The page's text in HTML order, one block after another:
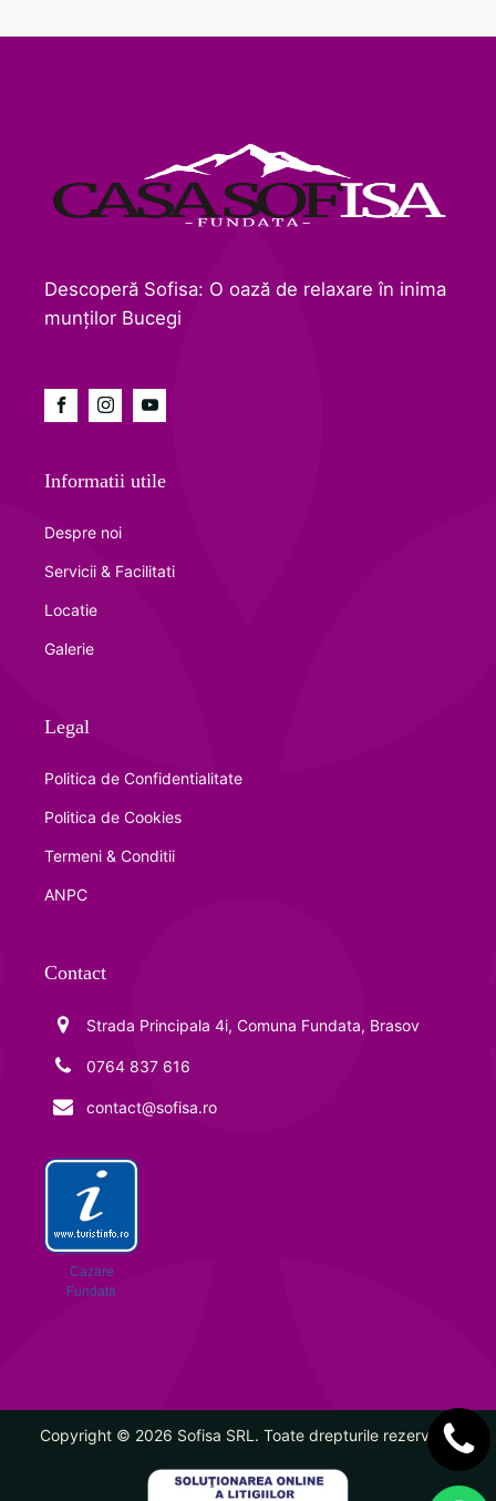
Descoperă Sofisa: O oază de relaxare în inima
munților Bucegi
Informatii utile
Despre noi
Servicii & Facilitati
Locatie
Galerie
Legal
Politica de Confidentialitate
Politica de Cookies
Termeni & Conditii
ANPC
Contact
Strada Principala 4i, Comuna Fundata, Brasov
0764 837 616
contact@sofisa.ro
Cazare
Fundata
Copyright © 2026 Sofisa SRL. Toate drepturile rezervate.